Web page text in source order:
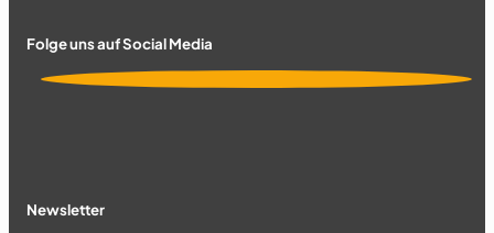
Folge uns auf Social Media
Newsletter